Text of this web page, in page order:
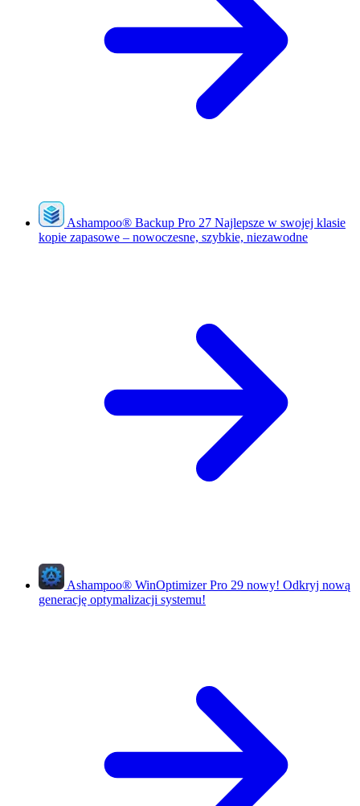
Ashampoo® Backup Pro 27 Najlepsze w swojej klasie
kopie zapasowe – nowoczesne, szybkie, niezawodne
Ashampoo® WinOptimizer Pro 29 nowy! Odkryj nową
generację optymalizacji systemu!